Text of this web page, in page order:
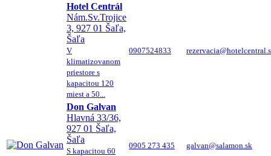
Hotel Centrál
Nám.Sv.Trojice
3, 927 01 Šaľa,
Šaľa
V
klimatizovanom
priestore s
kapacitou 120
miest a 50...
0907524833
Don Galvan
Hlavná 33/36,
927 01 Šaľa,
Šaľa
S kapacitou 60
0905 273 435 galvan@salamon.sk